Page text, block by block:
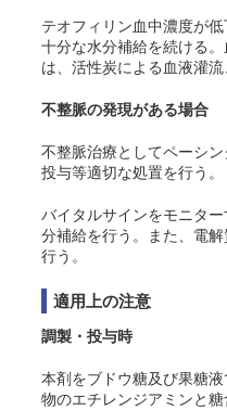
テオフィリン血中濃度が
十分な水分補給を続ける
は、活性炭による血液灌流
不整脈の発現がある場合
不整脈治療としてペーシ
投与等適切な処置を行う。
バイタルサインをモニタ
分補給を行う。また、電
行う。
適用上の注意
調製・投与時
本剤をブドウ糖及び果糖
物のエチレンジアミンと